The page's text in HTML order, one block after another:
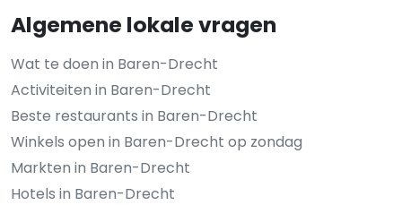
Algemene lokale vragen
Wat te doen in Baren-Drecht
Activiteiten in Baren-Drecht
Beste restaurants in Baren-Drecht
Winkels open in Baren-Drecht op zondag
Markten in Baren-Drecht
Hotels in Baren-Drecht